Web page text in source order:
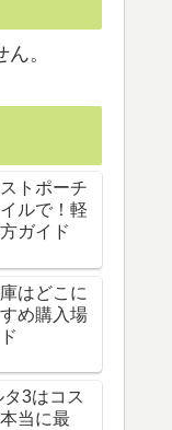
。
トポーチ
ルで！軽
ガイド
はどこに
め購入場
3はコス
当に最